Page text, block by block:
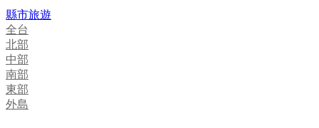
縣市旅遊
全台
北部
中部
南部
東部
外島